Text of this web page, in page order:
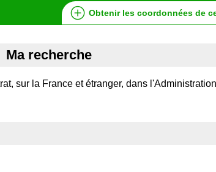
Obtenir les coordonnées de
Ma recherche
sur la France et étranger, dans